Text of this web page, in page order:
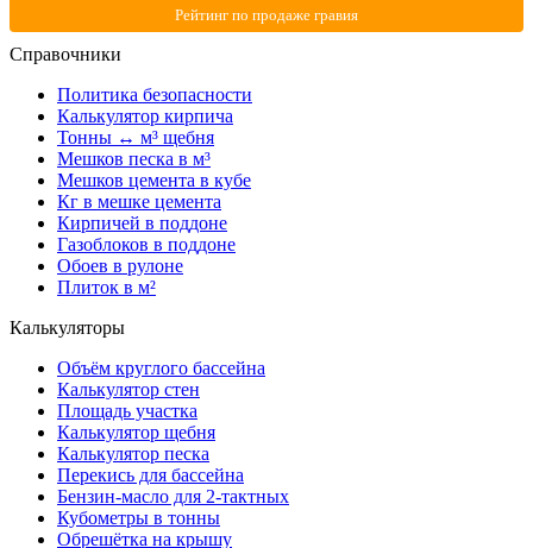
Рейтинг по продаже гравия
Справочники
Политика безопасности
Калькулятор кирпича
Тонны ↔ м³ щебня
Мешков песка в м³
Мешков цемента в кубе
Кг в мешке цемента
Кирпичей в поддоне
Газоблоков в поддоне
Обоев в рулоне
Плиток в м²
Калькуляторы
Объём круглого бассейна
Калькулятор стен
Площадь участка
Калькулятор щебня
Калькулятор песка
Перекись для бассейна
Бензин-масло для 2-тактных
Кубометры в тонны
Обрешётка на крышу